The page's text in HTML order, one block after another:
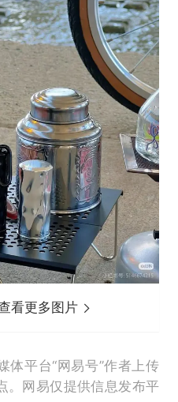
看更多图片
体平台“网易号”作者上传
。网易仅提供信息发布平